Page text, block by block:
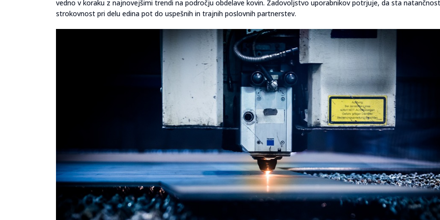
vedno v koraku z najnovejšimi trendi na področju obdelave kovin. Zadovoljstvo uporabnikov potrjuje, da sta
strokovnost pri delu edina pot do uspešnih in trajnih poslovnih partnerstev.